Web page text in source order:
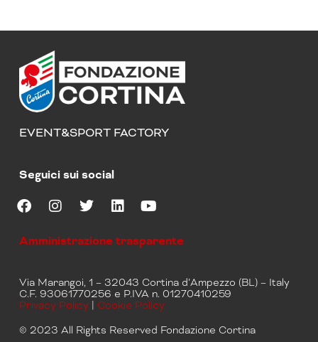
EVENT&SPORT FACTORY
Seguici sui social
F
c
o
o
I
s
g
r
m
i
e
r
L
n
d
i
u
b
e
Amministrazione trasparente
Via Marangoi, 1 – 32043 Cortina d’Ampezzo (BL) – Italy
C.F. 93061770256 e P.IVA n. 01270410259
Privacy Policy | Cookie Policy
© 2023 All Rights Reserved Fondazione Cortina